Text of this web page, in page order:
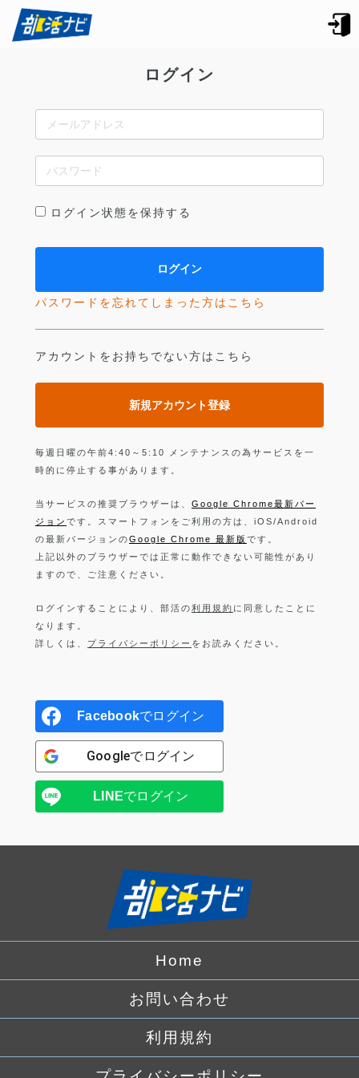
ログイン
ログイン状態を保持する
パスワードを忘れてしまった方はこちら
アカウントをお持ちでない方はこちら
新規アカウント登録
毎週日曜の午前4:40～5:10 メンテナンスの為サービスを一
時的に停止する事があります。
当サービスの推奨ブラウザーは、 Google Chrome最新バー
ジョン です。スマートフォンをご利用の方は、iOS/Android
の最新バージョンのGoogle Chrome 最新版 です。
上記以外のブラウザーでは正常に動作できない可能性があり
ますので、ご注意ください。
ログインすることにより、部活の利用規約 に同意したことに
なります。
詳しくは、 プライバシーポリシー をお読みください。
Facebookでログイン
Googleでログイン
LINEでログイン
Home
お問い合わせ
利用規約